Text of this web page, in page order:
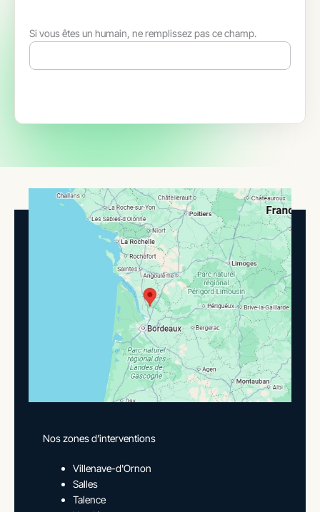
Si vous êtes un humain, ne remplissez pas ce champ.
Nos zones d’interventions
Villenave-d'Ornon
Salles
Talence